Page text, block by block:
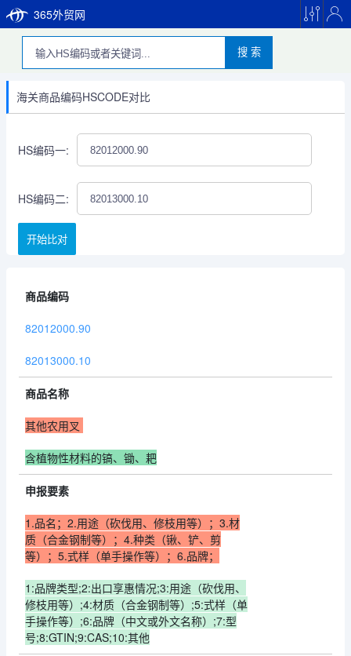
365外贸网
搜 索
海关商品编码HSCODE对比
HS编码一:
HS编码二:
开始比对
商品编码
82012000.90
82013000.10
商品名称
其他农用叉
含植物性材料的镐、锄、耙
申报要素
1.品名；2.用途（砍伐用、修枝用等）；3.材
质（合金钢制等）；4.种类（锹、铲、剪
等）； 5.式样（单手操作等）；6.品牌；
1:品牌类型;2:出口享惠情况;3:用途（砍伐用、
修枝用等）;4:材质（合金钢制等）;5:式样（单
手操作等）;6:品牌（中文或外文名称）;7:型
号;8:GTIN;9:CAS;10:其他